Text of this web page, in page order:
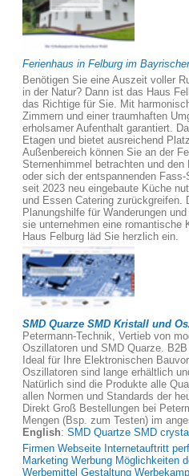
Ferienhaus in Felburg im
Benötigen Sie eine Auszeit voller
in der Natur? Dann ist das Haus
das Richtige für Sie. Mit
Zimmern und einer traumhaften
erholsamer Aufenthalt garantiert.
Etagen und bietet ausreichend
Außenbereich können Sie an der
Sternenhimmel betrachten und den
oder sich der entspannenden
seit 2023 neu eingebaute Küche
und Essen Catering zurückgreifen.
Planungshilfe für Wanderungen
sie unternehmen eine romantische
Haus Felburg läd Sie herzlich ein.
SMD Quarze SMD Kristall und
Petermann-Technik, Vertieb von
Oszillatoren und SMD Quarze. B2B
Ideal für Ihre Elektronischen
Oszillatoren sind lange erhältlich
Natürlich sind die Produkte alle
allen Normen und Standards der
Direkt Groß Bestellungen bei
Mengen (Bsp. zum Testen) im
English: SMD Quartze SMD
Firmen Webseite Internetauftritt
Marketing Werbung Möglichkeiten
Werbemittel Gestaltung